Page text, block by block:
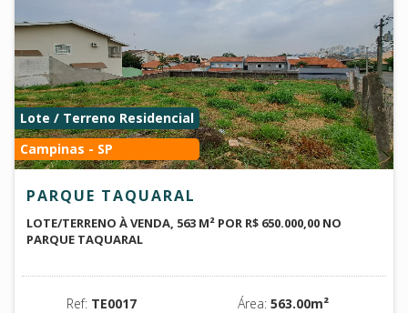
Lote / Terreno Residencial
Campinas - SP
PARQUE TAQUARAL
LOTE/TERRENO À VENDA, 563 M² POR R$ 650.000,00 NO
PARQUE TAQUARAL
Ref: TE0017 Área: 563.00m²